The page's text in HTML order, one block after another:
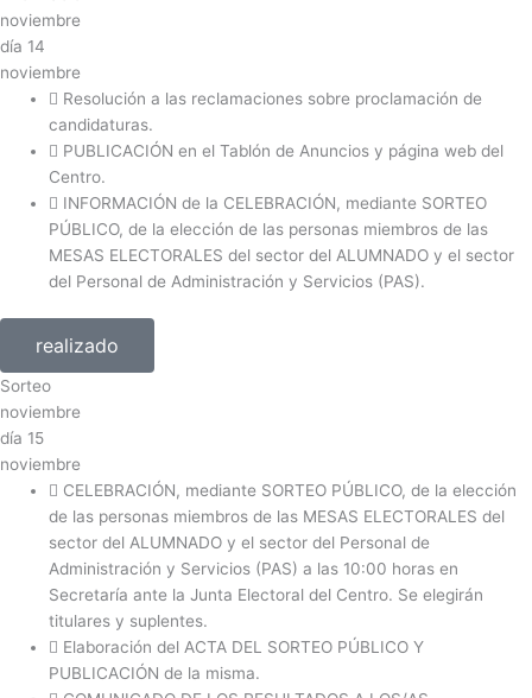
noviembre
día 14
noviembre
Resolución a las reclamaciones sobre proclamación de
candidaturas.
PUBLICACIÓN en el Tablón de Anuncios y página web del
Centro.
INFORMACIÓN de la CELEBRACIÓN, mediante SORTEO
PÚBLICO, de la elección de las personas miembros de las
MESAS ELECTORALES del sector del ALUMNADO y el sector
del Personal de Administración y Servicios (PAS).
realizado
Sorteo
noviembre
día 15
noviembre
CELEBRACIÓN, mediante SORTEO PÚBLICO, de la elección
de las personas miembros de las MESAS ELECTORALES del
sector del ALUMNADO y el sector del Personal de
Administración y Servicios (PAS) a las 10:00 horas en
Secretaría ante la Junta Electoral del Centro. Se elegirán
titulares y suplentes.
Elaboración del ACTA DEL SORTEO PÚBLICO Y
PUBLICACIÓN de la misma.